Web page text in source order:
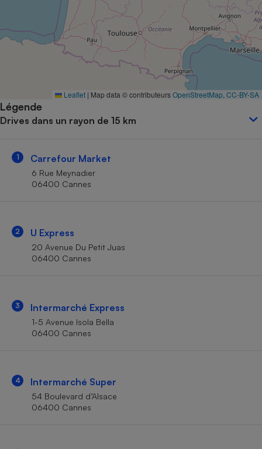
Leaflet | Map data © contributeursOpenStreetMap CC-BY-SA
Légende
Drives dans un rayon de 15 km
1 Carrefour Market
6 Rue Meynadier
06400 Cannes
2 U Express
20 Avenue Du Petit Juas
06400 Cannes
3 Intermarché Express
1-5 Avenue Isola Bella
06400 Cannes
4 Intermarché Super
54 Boulevard d’Alsace
06400 Cannes
Complément
alimentaire
Assurance emprunteur
Petit électroménager -
Mutuelle